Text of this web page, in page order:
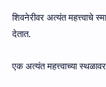
शिवनेरीवर अत्यंत महत्त्वाचे
देतात.
एक अत्यंत महत्त्वाच्या